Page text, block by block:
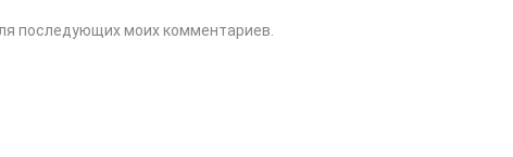
последующих моих комментариев.